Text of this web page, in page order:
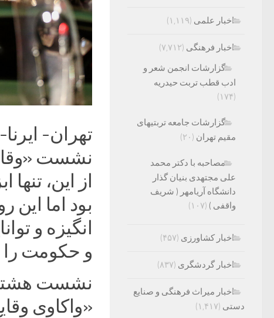
تهران-
از این،
بود اما این
انگیزه و
و حکومت را
نشست
اخبار علمی (۱,۱۱۹)
اخبار فرهنگی (۷,۷۱۲)
گزارشات انجمن شعر و
ادب قطب تربت حیدریه
(۱۷۴)
گزارشات جامعه تربتیهای
مقیم تهران (۲۰)
مصاحبه با دکتر محمد
علی مجتهدی بنیان گذار
دانشگاه آریامهر ( شریف
واقفی ) (۱۰۷)
اخبار کشاورزی (۴۵۷)
اخبار گردشگری (۸۳۷)
اخبار میراث فرهنگی و صنایع
دستی (۱,۴۱۷)